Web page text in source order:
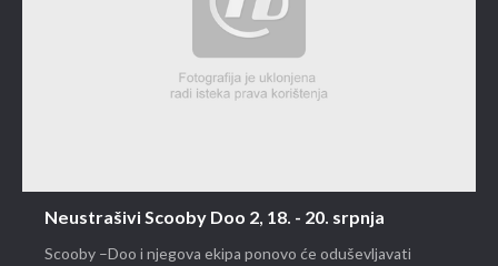
Neustrašivi Scooby Doo 2, 18. - 20. srpnja
Scooby –Doo i njegova ekipa ponovo će oduševljavati